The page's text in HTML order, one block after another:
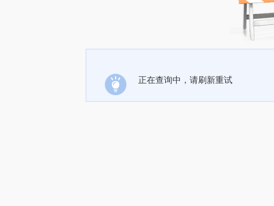
正在查询中，请刷新重试